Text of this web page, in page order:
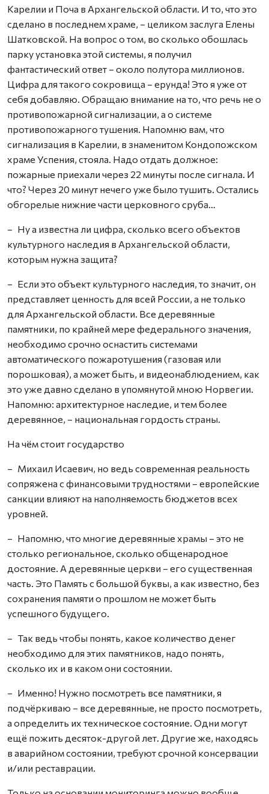
Карелии и Поча в Архангельской области. И то, что это
сделано в последнем храме, – целиком заслуга Елены
Шатковской. На вопрос о том, во сколько обошлась
парку установка этой системы, я получил
фантастический ответ – около полутора миллионов.
Цифра для такого сокровища – ерунда! Это я уже от
себя добавляю. Обращаю внимание на то, что речь не о
противопожарной сигнализации, а о системе
противопожарного тушения. Напомню вам, что
сигнализация в Карелии, в знаменитом Кондопожском
храме Успения, стояла. Надо отдать должное:
пожарные приехали через 22 минуты после сигнала. И
что? Через 20 минут нечего уже было тушить. Остались
обгорелые нижние части церковного сруба…
– Ну а известна ли цифра, сколько всего объектов
культурного наследия в Архангельской области,
которым нужна защита?
– Если это объект культурного наследия, то значит, он
представляет ценность для всей России, а не только
для Архангельской области. Все деревянные
памятники, по крайней мере федерального значения,
необходимо срочно оснастить системами
автоматического пожаротушения (газовая или
порошковая), а может быть, и видеонаблюдением, как
это уже давно сделано в упомянутой мною Норвегии.
Напомню: архитектурное наследие, и тем более
деревянное, – национальная гордость страны.
На чём стоит государство
– Михаил Исаевич, но ведь современная реальность
сопряжена с финансовыми трудностями – европейские
санкции влияют на наполняемость бюджетов всех
уровней.
– Напомню, что многие деревянные храмы – это не
столько региональное, сколько общенародное
достояние. А деревянные церкви – его существенная
часть. Это Память с большой буквы, а как известно, без
сохранения памяти о прошлом не может быть
успешного будущего.
– Так ведь чтобы понять, какое количество денег
необходимо для этих памятников, надо понять,
сколько их и в каком они состоянии.
– Именно! Нужно посмотреть все памятники, я
подчёркиваю – все деревянные, не просто посмотреть,
а определить их техническое состояние. Одни могут
ещё пожить десяток-другой лет. Другие же, находясь
в аварийном состоянии, требуют срочной консервации
и/или реставрации.